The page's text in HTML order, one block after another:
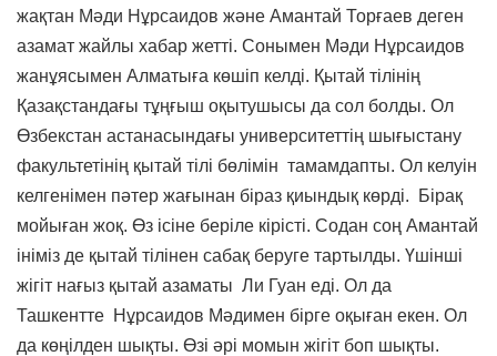
жақтан Мәди Нұрсаидов және Амантай Торғаев деген
азамат жайлы хабар жетті. Сонымен Мәди Нұрсаидов
жанұясымен Алматыға көшіп келді. Қытай тілінің
Қазақстандағы тұңғыш оқытушысы да сол болды. Ол
Өзбекстан астанасындағы университеттің шығыстану
факультетінің қытай тілі бөлімін тамамдапты. Ол келуін
келгенімен пәтер жағынан біраз қиындық көрді. Бірақ
мойыған жоқ. Өз ісіне беріле кірісті. Содан соң Амантай
ініміз де қытай тілінен сабақ беруге тартылды. Үшінші
жігіт нағыз қытай азаматы Ли Гуан еді. Ол да
Ташкентте Нұрсаидов Мәдимен бірге оқыған екен. Ол
да көңілден шықты. Өзі әрі момын жігіт боп шықты.